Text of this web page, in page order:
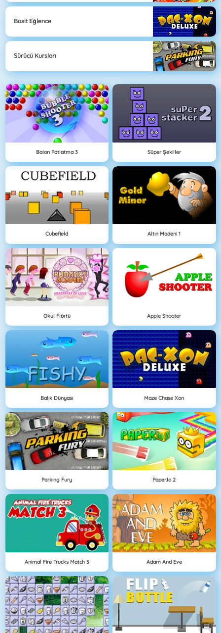
Basit Eğlence
Sürücü Kursları
Balon Patlatma 3 Süper Şekiller
Cubefield Altın Madeni 1
Okul Flörtü Apple Shooter
Balık Dünyası Maze Chase Xon
Parking Fury Paper.io 2
Animal Fire Trucks Match 3 Adam And Eve